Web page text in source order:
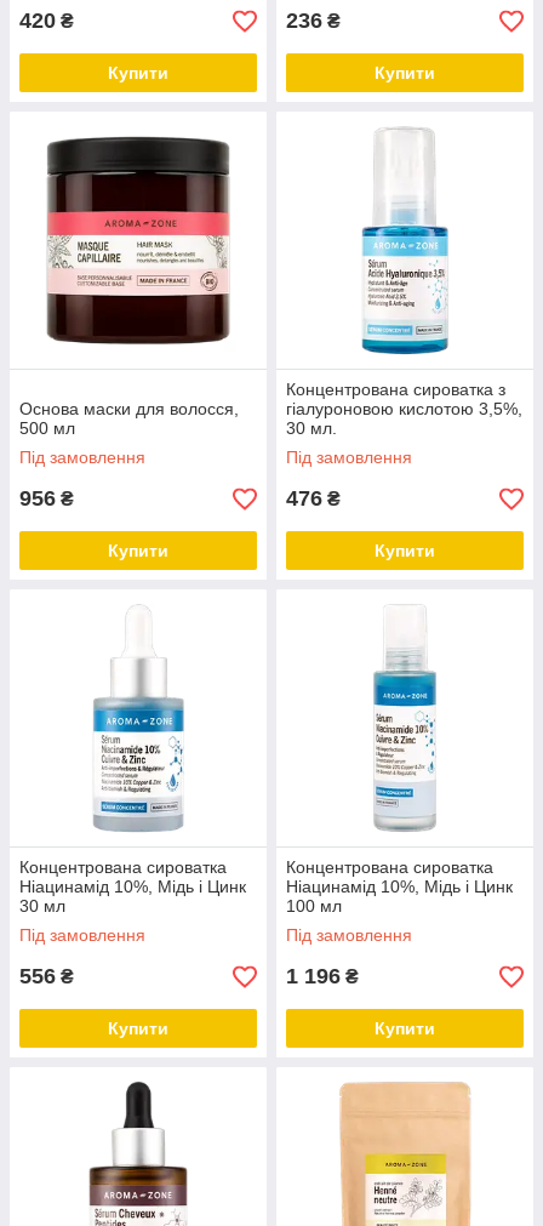
420 ₴
Купити
236 ₴
Купити
Основа маски для волосся,
500 мл
Під замовлення
956 ₴
Купити
Концентрована сироватка з
гіалуроновою кислотою 3,5%,
30 мл.
Під замовлення
476 ₴
Купити
Концентрована сироватка
Ніацинамід 10%, Мідь і Цинк
30 мл
Під замовлення
556 ₴
Купити
Концентрована сироватка
Ніацинамід 10%, Мідь і Цинк
100 мл
Під замовлення
1 196 ₴
Купити